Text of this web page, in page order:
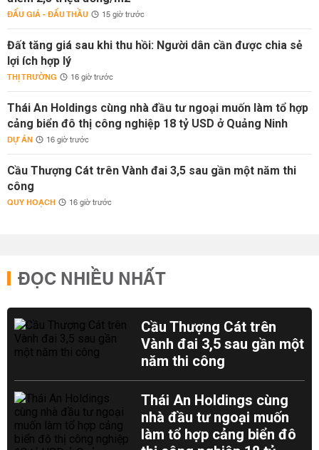
ĐẤU GIÁ - ĐẤU THẦU 15 giờ trước
Đất tăng giá sau khi thu hồi: Người dân cần được chia sẻ
lợi ích hợp lý
THỊ TRƯỜNG 16 giờ trước
Thái An Holdings cùng nhà đầu tư ngoại muốn làm tổ hợp
cảng biển đô thị công nghiệp 18 tỷ USD ở Quảng Ninh
DỰ ÁN 16 giờ trước
Cầu Thượng Cát trên Vành đai 3,5 sau gần một năm thi
công
QUY HOẠCH 16 giờ trước
ĐỌC NHIỀU NHẤT
Cầu Thượng Cát trên
Vành đai 3,5 sau gần một
năm thi công
Thái An Holdings cùng
nhà đầu tư ngoại muốn
làm tổ hợp cảng biển đô